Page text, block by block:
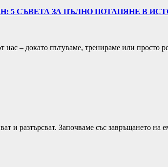
5 СЪВЕТА ЗА ПЪЛНО ПОТАПЯНЕ В
– докато пътуваме, тренираме или просто
и разтърсват. Започваме със завръщането